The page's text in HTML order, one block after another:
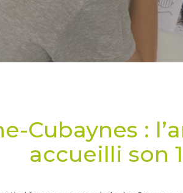
Cubaynes :
accueilli son